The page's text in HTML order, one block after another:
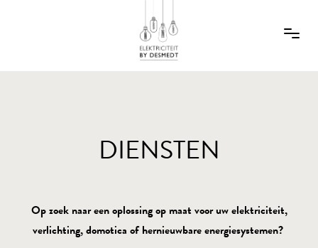
DIENSTEN
Op zoek naar een oplossing op maat voor uw elektriciteit,
verlichting, domotica of hernieuwbare energiesystemen?